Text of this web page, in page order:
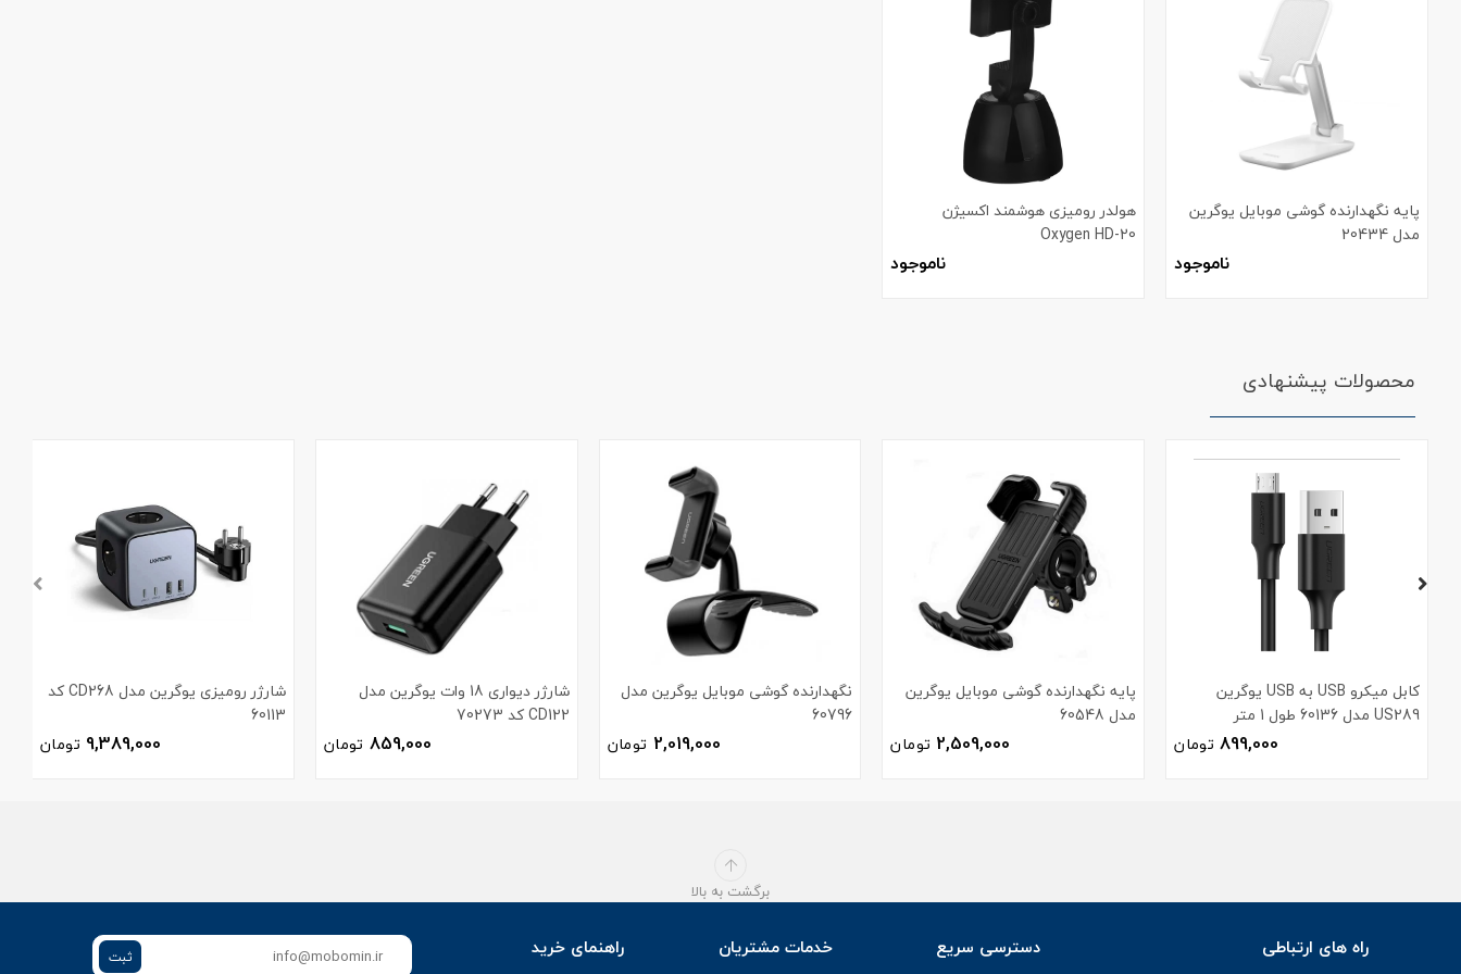
پایه نگهدارنده گوشی موبایل یوگرین
مدل 20434
ناموجود
هولدر رومیزی هوشمند اکسیژن
Oxygen HD-20
ناموجود
محصولات پیشنهادی
کابل میکرو USB به USB یوگرین
US289 مدل 60136 طول 1 متر
899,000 تومان
پایه نگهدارنده گوشی موبایل یوگرین
مدل 60548
2,509,000 تومان
نگهدارنده گوشی موبایل یوگرین مدل
60796
2,019,000 تومان
شارژر دیواری 18 وات یوگرین مدل
CD122 کد 70273
859,000 تومان
شارژر رومیزی یوگرین مدل CD268 کد
60113
9,389,000 تومان
برگشت به بالا
راه های ارتباطی
دسترسی سریع خدمات مشتریان راهنمای خرید ثبت